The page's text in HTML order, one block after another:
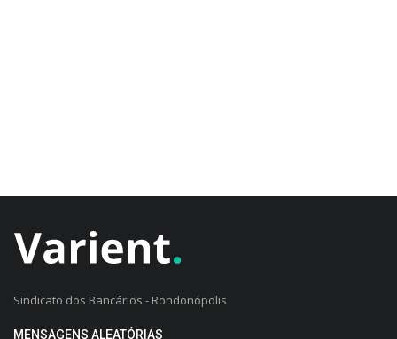
Sindicato dos Bancários - Rondonópolis
MENSAGENS ALEATÓRIAS